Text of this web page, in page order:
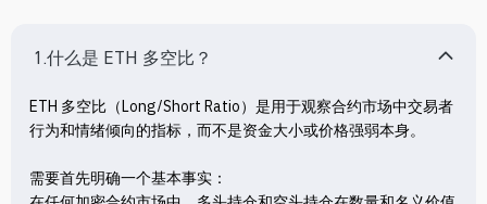
1.什么是 ETH 多空比？
ETH 多空比（Long/Short Ratio）是用于观察合约市场中交易者
行为和情绪倾向的指标，而不是资金大小或价格强弱本身。
需要首先明确一个基本事实：